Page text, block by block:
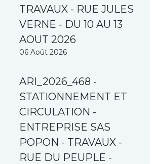
TRAVAUX - RUE JULES
VERNE - DU 10 AU 13
AOUT 2026
06 Août 2026
ARI_2026_468 -
STATIONNEMENT ET
CIRCULATION -
ENTREPRISE SAS
POPON - TRAVAUX -
RUE DU PEUPLE -